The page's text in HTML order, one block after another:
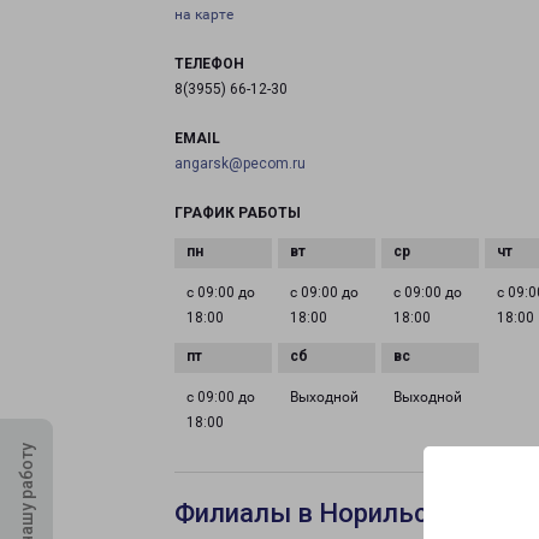
на карте
ТЕЛЕФОН
8(3955) 66-12-30
EMAIL
angarsk@pecom.ru
ГРАФИК РАБОТЫ
с 09:00 до
18:00
с 09:00 до
18:00
с 09:00 до
18:00
с
18:00
с 09:00 до
18:00
Выходной Выходной
Филиалы в Норильске